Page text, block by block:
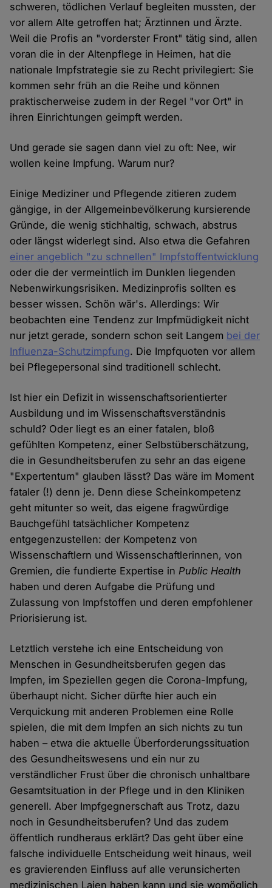
schweren, tödlichen Verlauf begleiten mussten, der
vor allem Alte getroffen hat; Ärztinnen und Ärzte.
Weil die Profis an "vorderster Front" tätig sind, allen
voran die in der Altenpflege in Heimen, hat die
nationale Impfstrategie sie zu Recht privilegiert: Sie
kommen sehr früh an die Reihe und können
praktischerweise zudem in der Regel "vor Ort" in
ihren Einrichtungen geimpft werden.
Und gerade sie sagen dann viel zu oft: Nee, wir
wollen keine Impfung. Warum nur?
Einige Mediziner und Pflegende zitieren zudem
gängige, in der Allgemeinbevölkerung kursierende
Gründe, die wenig stichhaltig, schwach, abstrus
oder längst widerlegt sind. Also etwa die Gefahren
einer angeblich "zu schnellen" Impfstoffentwicklung
oder die der vermeintlich im Dunklen liegenden
Nebenwirkungsrisiken. Medizinprofis sollten es
besser wissen. Schön wär's. Allerdings: Wir
beobachten eine Tendenz zur Impfmüdigkeit nicht
nur jetzt gerade, sondern schon seit Langem bei der
Influenza-Schutzimpfung. Die Impfquoten vor allem
bei Pflegepersonal sind traditionell schlecht.
Ist hier ein Defizit in wissenschaftsorientierter
Ausbildung und im Wissenschaftsverständnis
schuld? Oder liegt es an einer fatalen, bloß
gefühlten Kompetenz, einer Selbstüberschätzung,
die in Gesundheitsberufen zu sehr an das eigene
"Expertentum" glauben lässt? Das wäre im Moment
fataler (!) denn je. Denn diese Scheinkompetenz
geht mitunter so weit, das eigene fragwürdige
Bauchgefühl tatsächlicher Kompetenz
entgegenzustellen: der Kompetenz von
Wissenschaftlern und Wissenschaftlerinnen, von
Gremien, die fundierte Expertise inPublic Health
haben und deren Aufgabe die Prüfung und
Zulassung von Impfstoffen und deren empfohlener
Priorisierung ist.
Letztlich verstehe ich eine Entscheidung von
Menschen in Gesundheitsberufen gegen das
Impfen, im Speziellen gegen die Corona-Impfung,
überhaupt nicht. Sicher dürfte hier auch ein
Verquickung mit anderen Problemen eine Rolle
spielen, die mit dem Impfen an sich nichts zu tun
haben – etwa die aktuelle Überforderungssituation
des Gesundheitswesens und ein nur zu
verständlicher Frust über die chronisch unhaltbare
Gesamtsituation in der Pflege und in den Kliniken
generell. Aber Impfgegnerschaft aus Trotz, dazu
noch in Gesundheitsberufen? Und das zudem
öffentlich rundheraus erklärt? Das geht über eine
falsche individuelle Entscheidung weit hinaus, weil
es gravierenden Einfluss auf alle verunsicherten
medizinischen Laien haben kann und sie womöglich